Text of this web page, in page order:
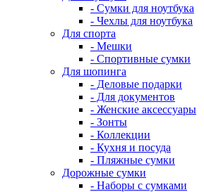
- Сумки для ноутбука
- Чехлы для ноутбука
Для спорта
- Мешки
- Спортивные сумки
Для шопинга
- Деловые подарки
- Для документов
- Женские аксессуары
- Зонты
- Коллекции
- Кухня и посуда
- Пляжные сумки
Дорожные сумки
- Наборы с сумками